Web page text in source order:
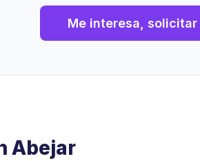
Me interesa, solicitar
Abejar